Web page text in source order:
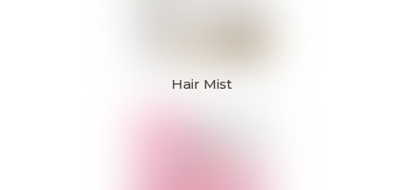
Hair Mist